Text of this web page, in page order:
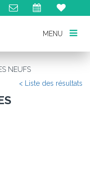
MENU
MENU
NEUFS
< Liste des résultats